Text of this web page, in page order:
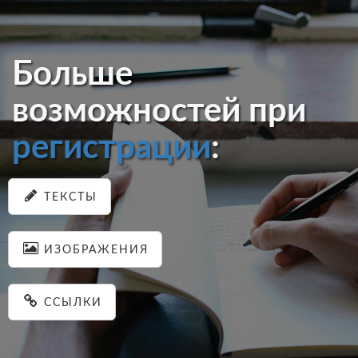
Больше
возможностей при
регистрации:
ТЕКСТЫ
ИЗОБРАЖЕНИЯ
ССЫЛКИ